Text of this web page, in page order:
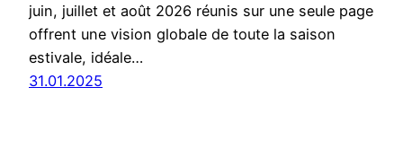
juin, juillet et août 2026 réunis sur une seule page
offrent une vision globale de toute la saison
estivale, idéale…
31.01.2025